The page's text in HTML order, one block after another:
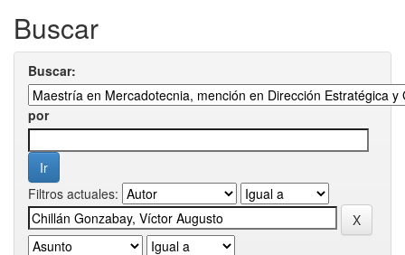
Buscar
Buscar:
por
Filtros actuales: